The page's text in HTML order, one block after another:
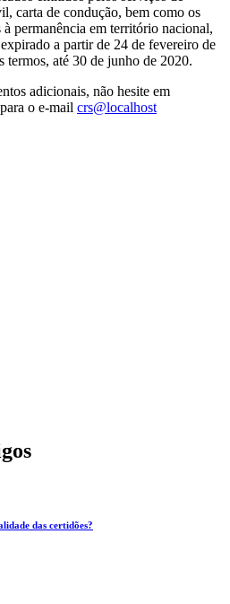
carta de condução, bem como os
permanência em território nacional,
a partir de 24 de fevereiro de
termos, até 30 de junho de 2020.
adicionais, não hesite em
o e-mail crs@localhost
das certidões?